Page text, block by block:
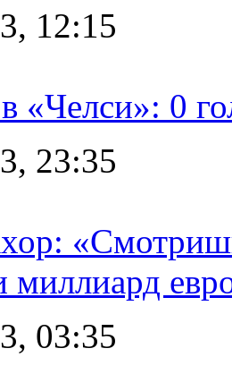
12:15
«Челси»: 0
23:35
миллиард
03:35